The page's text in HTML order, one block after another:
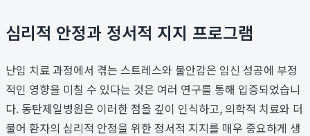
심리적 안정과 정서적 지지 프로그램
난임 치료 과정에서 겪는 스트레스와 불안감은 임신 성공에 부정
적인 영향을 미칠 수 있다는 것은 여러 연구를 통해 입증되었습니
다. 동탄제일병원은 이러한 점을 깊이 인식하고, 의학적 치료와 더
불어 환자의 심리적 안정을 위한 정서적 지지를 매우 중요하게 생